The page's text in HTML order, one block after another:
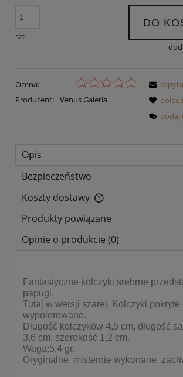
szt.
DO
Ocena:
Producent: Venus Galeria
poleć
dodaj
Opis
Bezpieczeństwo
Koszty dostawy
Cena nie zawiera ewentualnych kosztów
Produkty powiązane
Opinie o produkcie (0)
Fantastyczne kolczyki srebrne
papugi.
Tutaj w wersji szarej. Kolczyki pokryte
wypolerowane.
Długość kolczyków 4,5 cm, długość
3,6 cm, szerokość 1,2 cm.
Waga:5,4 gr.
Oryginalne, misternie wykonane,